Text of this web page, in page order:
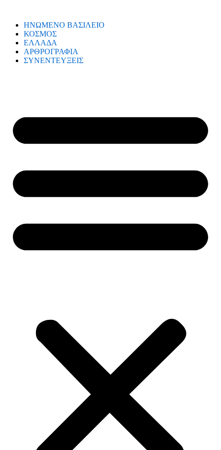
ΗΝΩΜΕΝΟ ΒΑΣΙΛΕΙΟ
ΚΟΣΜΟΣ
ΕΛΛΑΔΑ
ΑΡΘΡΟΓΡΑΦΙΑ
ΣΥΝΕΝΤΕΥΞΕΙΣ